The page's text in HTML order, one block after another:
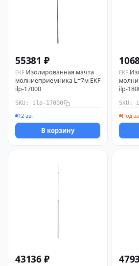
55381 ₽
EKF Изолированная мачта
молниеприемника L=7м EKF
ilp-17000
SKU: ilp-17000
12 авг.
В корзину
EKF
ilp-
SKU:
Под
43136 ₽